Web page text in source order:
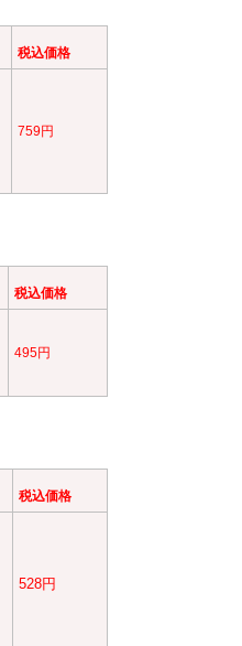
税込価格
759円
税込価格
495円
税込価格
528円